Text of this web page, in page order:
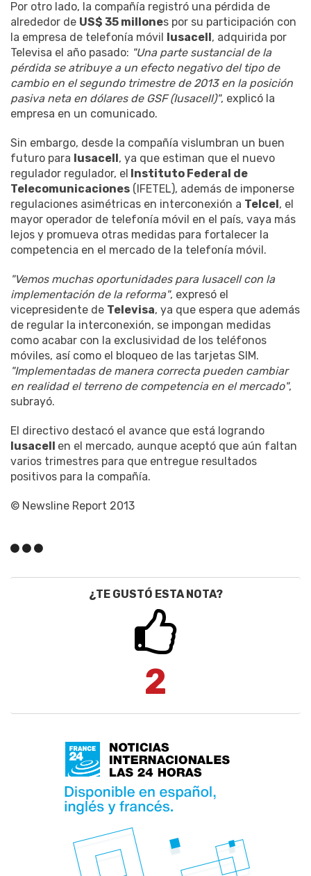
Por otro lado, la compañía registró una pérdida de
alrededor de US$ 35 millones por su participación con
la empresa de telefonía móvil Iusacell, adquirida por
Televisa el año pasado: "Una parte sustancial de la
pérdida se atribuye a un efecto negativo del tipo de
cambio en el segundo trimestre de 2013 en la posición
pasiva neta en dólares de GSF (Iusacell)", explicó la
empresa en un comunicado.
Sin embargo, desde la compañía vislumbran un buen
futuro para Iusacell, ya que estiman que el nuevo
regulador regulador, el Instituto Federal de
Telecomunicaciones (IFETEL), además de imponerse
regulaciones asimétricas en interconexión a Telcel, el
mayor operador de telefonía móvil en el país, vaya más
lejos y promueva otras medidas para fortalecer la
competencia en el mercado de la telefonía móvil.
"Vemos muchas oportunidades para Iusacell con la
implementación de la reforma", expresó el
vicepresidente de Televisa, ya que espera que además
de regular la interconexión, se impongan medidas
como acabar con la exclusividad de los teléfonos
móviles, así como el bloqueo de las tarjetas SIM.
"Implementadas de manera correcta pueden cambiar
en realidad el terreno de competencia en el mercado",
subrayó.
El directivo destacó el avance que está logrando
Iusacell en el mercado, aunque aceptó que aún faltan
varios trimestres para que entregue resultados
positivos para la compañía.
© Newsline Report 2013
¿TE GUSTÓ ESTA NOTA?
2